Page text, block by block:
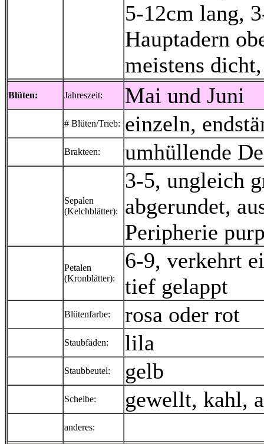
5-12cm lang,
Hauptadern
meistens
Blüten: Jahreszeit: Mai und Juni
# Blüten/Trieb: einzeln,
Brakteen: umhüllende
Sepalen
(Kelchblätter):
3-5, ungleich
abgerundet,
Peripherie
Petalen
(Kronblätter):
6-9, verkehrt
tief gelappt
Blütenfarbe: rosa oder rot
Staubfäden: lila
Staubbeutel: gelb
Scheibe: gewellt, kahl,
anderes: